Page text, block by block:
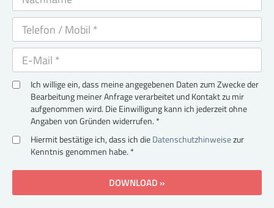
Ich willige ein, dass meine angegebenen Daten zum Zwecke der
Bearbeitung meiner Anfrage verarbeitet und Kontakt zu mir
aufgenommen wird. Die Einwilligung kann ich jederzeit ohne
Angaben von Gründen widerrufen. *
Hiermit bestätige ich, dass ich die Datenschutzhinweisezur
Kenntnis genommen habe. *
DOWNLOAD »